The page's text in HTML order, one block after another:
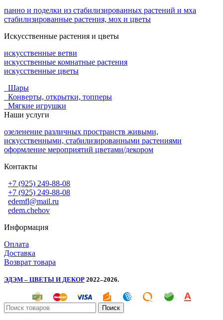
панно и поделки из стабилизированных растений и мха
стабилизированные растения, мох и цветы
Искусственные растения и цветы
искусственные ветви
искусственные комнатные растения
искусственные цветы
Шары
Конверты, открытки, топперы
Мягкие игрушки
Наши услуги
озеленение различных пространств живыми,
искусственными, стабилизированными растениями
оформление мероприятий цветами/декором
Контакты
+7 (925) 249-88-08
+7 (925) 249-88-08
edemfl@mail.ru
edem.chehov
Информация
Оплата
Доставка
Возврат товара
ЭДЭМ – ЦВЕТЫ И ДЕКОР 2022–2026.
Поиск